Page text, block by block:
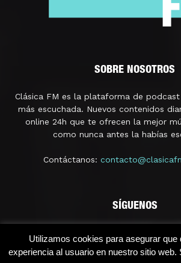
SOBRE NOSOTROS
Clásica FM es la plataforma de
más escuchada. Nuevos contenidos
online 24h que te ofrecen la mejor
como nunca antes la habías
Contáctanos:
SÍGUENOS
Utilizamos cookies para asegurar que
experiencia al usuario en nuestro sitio web.